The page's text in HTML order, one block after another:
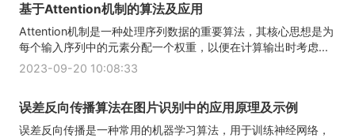
基于Attention机制的算法及应用
Attention机制是一种处理序列数据的重要算法，其核心思想是为
每个输入序列中的元素分配一个权重，以便在计算输出时考虑...
2023-09-20 10:08:33
误差反向传播算法在图片识别中的应用原理及示例
误差反向传播是一种常用的机器学习算法，用于训练神经网络，